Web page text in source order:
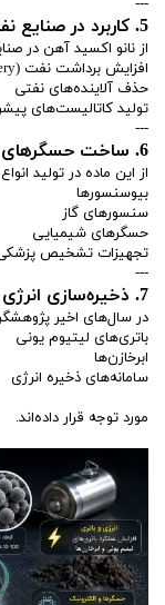
---
5. کاربرد در صنایع نفت و گاز
از نانو اکسید آهن در
افزایش برداشت نفت (Enhanced Oil Recovery)
حذف آلاینده‌های نفتی
تولید کاتالیست‌های
---
6. ساخت حسگرهای پیشرفته
از این ماده در تولید
بیوسنسورها
سنسورهای گاز
حسگرهای شیمیایی
تجهیزات تشخیص
---
7. ذخیره‌سازی انرژی و باتری‌ها
در سال‌های اخیر
باتری‌های لیتیوم یونی
ابرخازن‌ها
سامانه‌های ذخیره انرژی
مورد توجه قرار داده‌اند.